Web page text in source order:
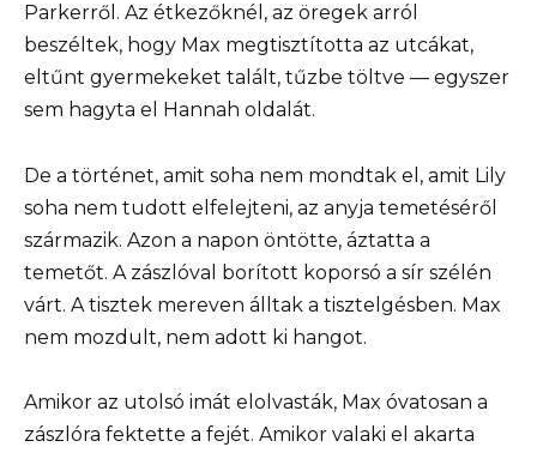
Parkerről. Az étkezőknél, az öregek arról
beszéltek, hogy Max megtisztította az utcákat,
eltűnt gyermekeket talált, tűzbe töltve — egyszer
sem hagyta el Hannah oldalát.
De a történet, amit soha nem mondtak el, amit Lily
soha nem tudott elfelejteni, az anyja temetéséről
származik. Azon a napon öntötte, áztatta a
temetőt. A zászlóval borított koporsó a sír szélén
várt. A tisztek mereven álltak a tisztelgésben. Max
nem mozdult, nem adott ki hangot.
Amikor az utolsó imát elolvasták, Max óvatosan a
zászlóra fektette a fejét. Amikor valaki el akarta